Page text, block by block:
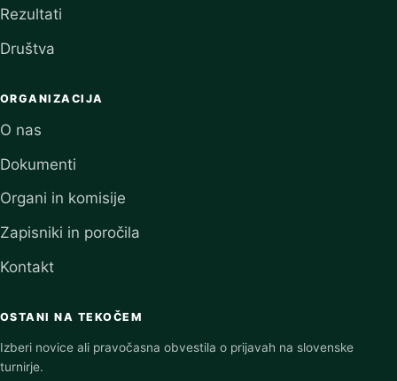
Rezultati
Društva
ORGANIZACIJA
O nas
Dokumenti
Organi in komisije
Zapisniki in poročila
Kontakt
OSTANI NA TEKOČEM
Izberi novice ali pravočasna obvestila o prijavah na slovenske
turnirje.